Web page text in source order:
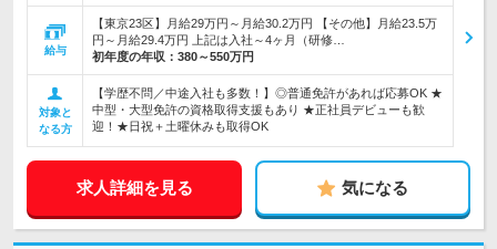
給与
【東京23区】月給29万円～月給30.2万円 【その他】月給23.5万
円～月給29.4万円 上記は入社～4ヶ月（研修…
初年度の年収： 380～550万円
対象と
なる方
【学歴不問／中途入社も多数！】◎普通免許があれば応募OK ★
中型・大型免許の資格取得支援もあり ★正社員デビューも歓
迎！★日祝＋土曜休みも取得OK
求人詳細を見る 気になる